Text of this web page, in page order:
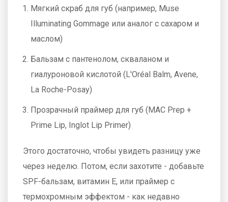
Мягкий скраб для губ (например, Muse
Illuminating Gommage или аналог с сахаром и
маслом)
Бальзам с пантенолом, скваланом и
гиалуроновой кислотой (L'Oréal Balm, Avene,
La Roche-Posay)
Прозрачный праймер для губ (MAC Prep +
Prime Lip, Inglot Lip Primer)
Этого достаточно, чтобы увидеть разницу уже
через неделю. Потом, если захотите - добавьте
SPF-бальзам, витамин Е, или праймер с
термохромным эффектом - как недавно